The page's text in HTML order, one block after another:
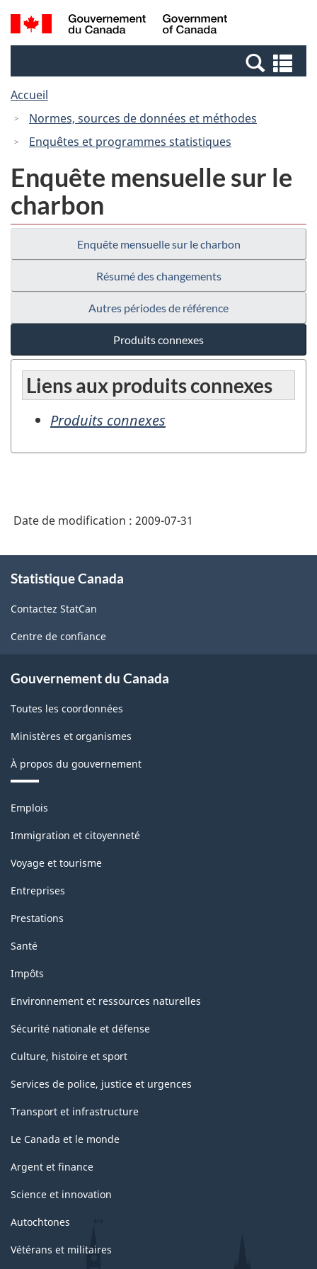
Passer
au
Passer
à
Canada
Recherche
et
et
Accueil
Normes, sources de données et méthodes
Enquêtes et programmes statistiques
Enquête mensuelle sur le
charbon
Enquête mensuelle sur le charbon
Résumé des changements
Autres périodes de référence
Produits connexes
Liens aux produits connexes
Produits connexes
Date de modification : 2009-07-31
propos
ce
site
Statistique Canada
Contactez StatCan
Centre de confiance
Gouvernement du Canada
Toutes les coordonnées
Ministères et organismes
À propos du gouvernement
Thèmes
sujets
Emplois
Immigration et citoyenneté
Voyage et tourisme
Entreprises
Prestations
Santé
Impôts
Environnement et ressources naturelles
Sécurité nationale et défense
Culture, histoire et sport
Services de police, justice et urgences
Transport et infrastructure
Le Canada et le monde
Argent et finance
Science et innovation
Autochtones
Vétérans et militaires